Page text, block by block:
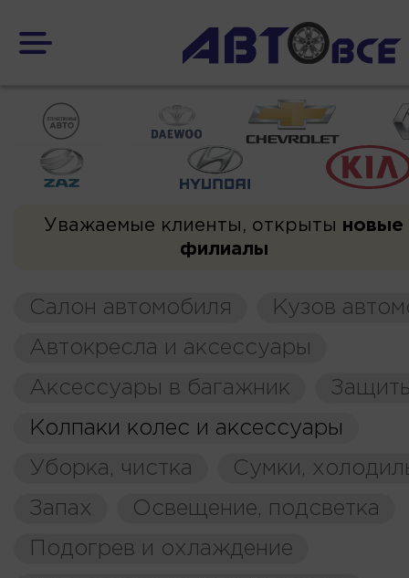
Уважаемые клиенты, открыты новые
филиалы
Салон автомобиля
Кузов
Автокресла и аксессуары
Аксессуары в багажник
Колпаки колес и аксессуары
Уборка, чистка
Сумки,
Запах
Освещение, подсветка
Подогрев и охлаждение